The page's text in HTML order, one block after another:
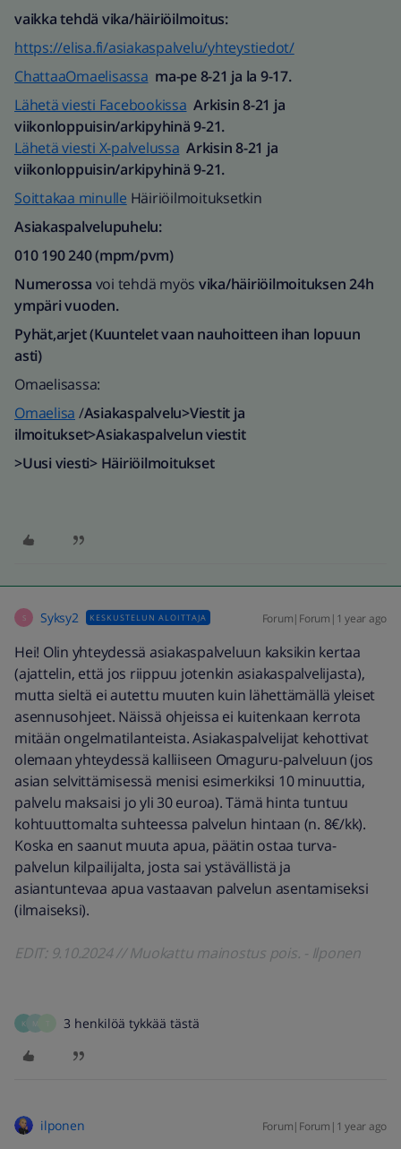
vaikka tehdä vika/häiriöilmoitus:
https://elisa.fi/asiakaspalvelu/yhteystiedot/
ChattaaOmaelisassa ma-pe 8-21 ja la 9-17.
Lähetä viesti Facebookissa Arkisin 8-21 ja
viikonloppuisin/arkipyhinä 9-21.
Lähetä viesti X-palvelussa Arkisin 8-21 ja
viikonloppuisin/arkipyhinä 9-21.
Soittakaa minulle Häiriöilmoituksetkin
Asiakaspalvelupuhelu:
010 190 240 (mpm/pvm)​
Numerossa voi tehdä myös vika/häiriöilmoituksen 24h
ympäri vuoden.
Pyhät,arjet (Kuuntelet vaan nauhoitteen ihan lopuun
asti)
Omaelisassa:
Omaelisa /Asiakaspalvelu>Viestit ja
ilmoitukset>Asiakaspalvelun viestit
>Uusi viesti> Häiriöilmoitukset
S Syksy2 KESKUSTELUN ALOITTAJA Forum|Forum|1 year ago
Hei! Olin yhteydessä asiakaspalveluun kaksikin kertaa
(ajattelin, että jos riippuu jotenkin asiakaspalvelijasta),
mutta sieltä ei autettu muuten kuin lähettämällä yleiset
asennusohjeet. Näissä ohjeissa ei kuitenkaan kerrota
mitään ongelmatilanteista. Asiakaspalvelijat kehottivat
olemaan yhteydessä kalliiseen Omaguru-palveluun (jos
asian selvittämisessä menisi esimerkiksi 10 minuuttia,
palvelu maksaisi jo yli 30 euroa). Tämä hinta tuntuu
kohtuuttomalta suhteessa palvelun hintaan (n. 8€/kk).
Koska en saanut muuta apua, päätin ostaa turva-
palvelun kilpailijalta, josta sai ystävällistä ja
asiantuntevaa apua vastaavan palvelun asentamiseksi
(ilmaiseksi).
EDIT: 9.10.2024 // Muokattu mainostus pois. - Ilponen
K M 3 henkilöä tykkää tästä
ilponen Forum|Forum|1 year ago